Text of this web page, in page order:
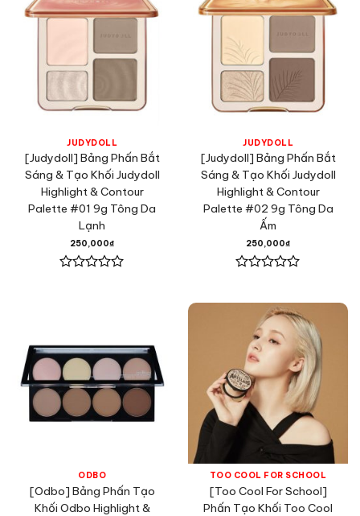
JUDYDOLL
[Judydoll] Bảng Phấn Bắt
Sáng & Tạo Khối Judydoll
Highlight & Contour
Palette #01 9g Tông Da
Lạnh
250,000₫
sao
JUDYDOLL
[Judydoll] Bảng Phấn Bắt
Sáng & Tạo Khối Judydoll
Highlight & Contour
Palette #02 9g Tông Da
Ấm
250,000₫
hạng
sao
ODBO
[Odbo] Bảng Phấn Tạo
Khối Odbo Highlight &
TOO COOL FOR SCHOOL
[Too Cool For School]
Phấn Tạo Khối Too Cool